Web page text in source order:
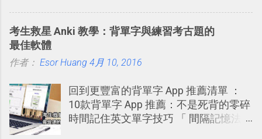
念」的管理教學文章： 把 Evernote 當
Google Drive 變身 Trello ！幫雲端硬碟
著 Trello ，卻還沒有在電腦玩物上寫過
一篇完整的介紹！雖然錯過了幾年前第
一時間推薦 Trello 的時機，但在這段時
考生救星 Anki 教學：背單字與練習考古題的
最佳軟體
作者： Esor Huang 4月 10, 2016
回到更豐富的背單字 App 推薦清單 ：
10款背單字 App 推薦：不是死背的零碎
時間記住英文單字技巧 「 間隔記憶法